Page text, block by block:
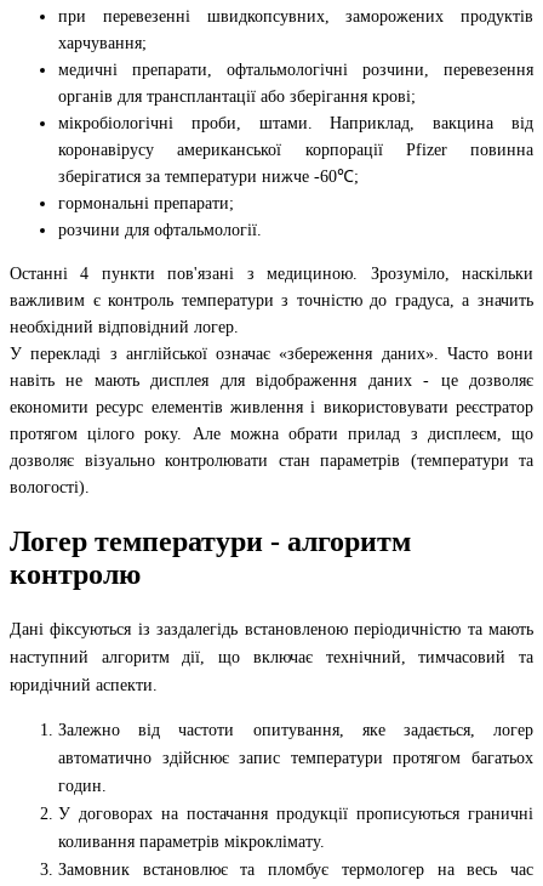
при перевезенні швидкопсувних, заморожених продуктів
харчування;
медичні препарати, офтальмологічні розчини, перевезення
органів для трансплантації або зберігання крові;
мікробіологічні проби, штами. Наприклад, вакцина від
коронавірусу американської корпорації Pfizer повинна
зберігатися за температури нижче -60℃;
гормональні препарати;
розчини для офтальмології.
Останні 4 пункти пов'язані з медициною. Зрозуміло, наскільки
важливим є контроль температури з точністю до градуса, а значить
необхідний відповідний логер.
У перекладі з англійської означає «збереження даних». Часто вони
навіть не мають дисплея для відображення даних - це дозволяє
економити ресурс елементів живлення і використовувати реєстратор
протягом цілого року. Але можна обрати прилад з дисплеєм, що
дозволяє візуально контролювати стан параметрів (температури та
вологості).
Логер температури - алгоритм
контролю
Дані фіксуються із заздалегідь встановленою періодичністю та мають
наступний алгоритм дії, що включає технічний, тимчасовий та
юридічний аспекти.
Залежно від частоти опитування, яке задається, логер
автоматично здійснює запис температури протягом багатьох
годин.
У договорах на постачання продукції прописуються граничні
коливання параметрів мікроклімату.
Замовник встановлює та пломбує термологер на весь час